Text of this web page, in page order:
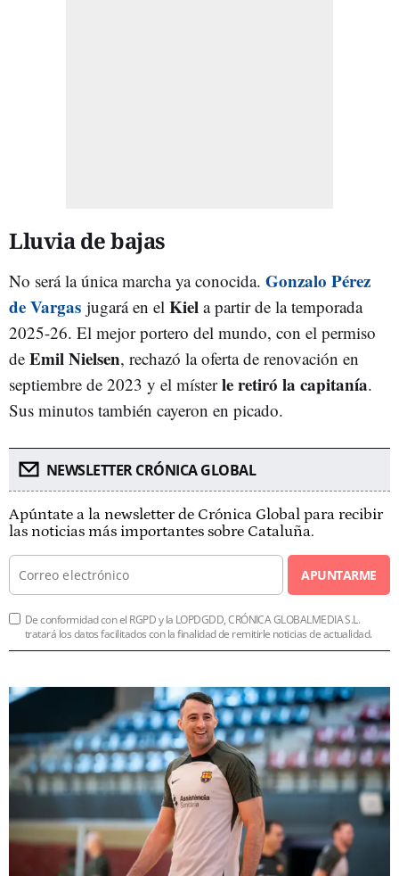
Lluvia de bajas
No será la única marcha ya conocida. Gonzalo Pérez
de Vargas jugará en el Kiel a partir de la temporada
2025-26. El mejor portero del mundo, con el permiso
de Emil Nielsen, rechazó la oferta de renovación en
septiembre de 2023 y el místerle retiró la capitanía.
Sus minutos también cayeron en picado.
NEWSLETTER CRÓNICA GLOBAL
Apúntate a la newsletter de Crónica Global para recibir
las noticias más importantes sobre Cataluña.
APUNTARME
De conformidad con el RGPD y la LOPDGDD, CRÓNICA GLOBALMEDIA S.L.
tratará los datos facilitados con la finalidad de remitirle noticias de actualidad.